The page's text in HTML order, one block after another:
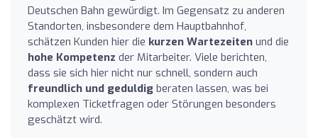
Deutschen Bahn gewürdigt. Im Gegensatz zu anderen
Standorten, insbesondere dem Hauptbahnhof,
schätzen Kunden hier die kurzen Wartezeiten und die
hohe Kompetenz der Mitarbeiter. Viele berichten,
dass sie sich hier nicht nur schnell, sondern auch
freundlich und geduldig beraten lassen, was bei
komplexen Ticketfragen oder Störungen besonders
geschätzt wird.